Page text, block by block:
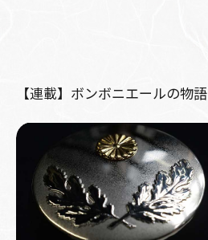
【連載】ボンボニエールの物語